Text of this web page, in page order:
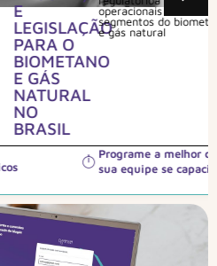
operacionais nos
segmentos do biometano
e gás natural
Programe a melhor data para
sua equipe se capacitar!